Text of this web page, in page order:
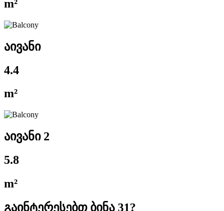
m²
აივანი
4.4
m²
აივანი 2
5.8
m²
გაინტერესებთ ბინა 31?